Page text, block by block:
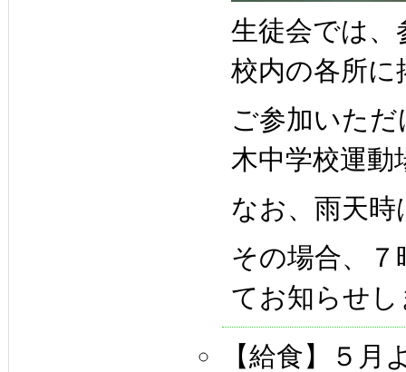
生徒会では、
校内の各所
ご参加いた
木中学校運動
なお、雨天
その場合、
てお知らせし
【給食】５月